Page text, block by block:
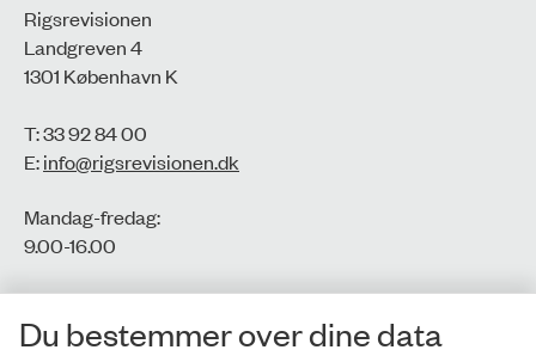
Rigsrevisionen
Landgreven 4
1301 København K
T: 33 92 84 00
E:info@rigsrevisionen.dk
Mandag-fredag:
9.00-16.00​
CVR-nr.: 77806113
EAN-nr.: 5798000016002
Du bestemmer over dine data